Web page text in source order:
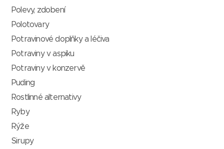
Polevy, zdobení
Polotovary
Potravinové doplňky a léčiva
Potraviny v aspiku
Potraviny v konzervě
Puding
Rostlinné alternativy
Ryby
Rýže
Sirupy